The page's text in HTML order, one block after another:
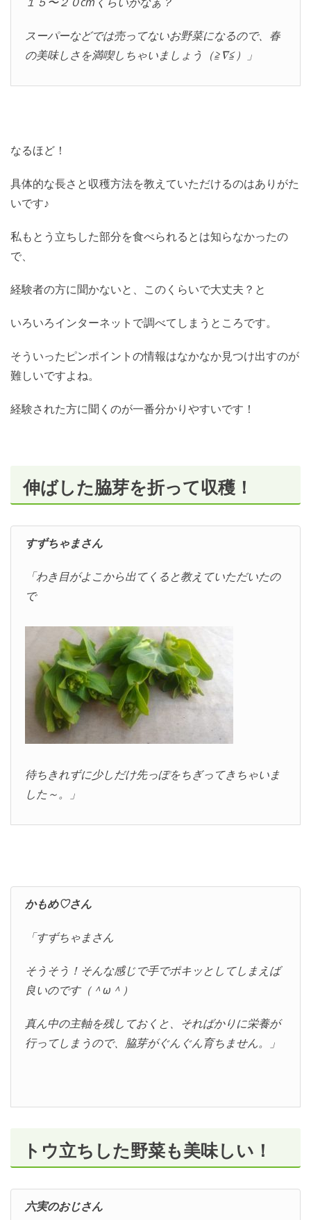
スーパーなどでは売ってないお野菜になるので、春
の美味しさを満喫しちゃいましょう（≧∇≦）」
なるほど！
具体的な長さと収穫方法を教えていただけるのはありがた
いです♪
私もとう立ちした部分を食べられるとは知らなかったの
で、
経験者の方に聞かないと、このくらいで大丈夫？と
いろいろインターネットで調べてしまうところです。
そういったピンポイントの情報はなかなか見つけ出すのが
難しいですよね。
経験された方に聞くのが一番分かりやすいです！
伸ばした脇芽を折って収穫！
すずちゃまさん
「わき目がよこから出てくると教えていただいたの
で
待ちきれずに少しだけ先っぽをちぎってきちゃいま
した～。」
かもめ♡さん
「すずちゃまさん
そうそう！そんな感じで手でポキッとしてしまえば
良いのです（＾ω＾）
真ん中の主軸を残しておくと、そればかりに栄養が
行ってしまうので、脇芽がぐんぐん育ちません。」
トウ立ちした野菜も美味しい！
六実のおじさん